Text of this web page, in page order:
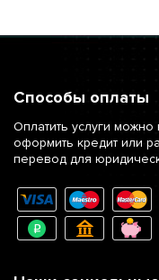
Способы оплаты
Оплатить услуги
оформить кредит или
перевод для